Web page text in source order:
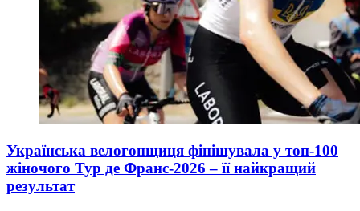
Українська велогонщиця фінішувала у топ-100
жіночого Тур де Франс-2026 – її найкращий
результат